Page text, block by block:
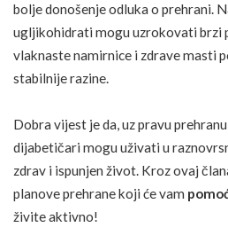
bolje donošenje odluka o prehrani.
ugljikohidrati mogu uzrokovati brzi
vlaknaste namirnice i zdrave masti
stabilnije razine.
Dobra vijest je da, uz pravu
dijabetičari mogu uživati u
zdrav i ispunjen život. Kroz ovaj
planove prehrane koji će vam
živite aktivno!